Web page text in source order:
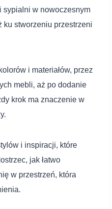
sypialni w nowoczesnym
ku stworzeniu przestrzeni
i materiałów, przez
mebli, aż po dodanie
krok ma znaczenie w
i inspiracji, które
jak łatwo
w przestrzeń, która